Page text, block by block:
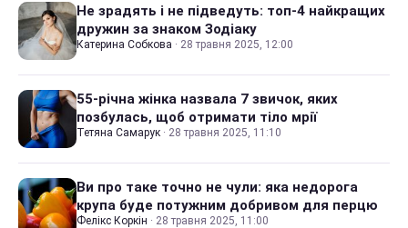
Не зрадять і не підведуть: топ-4 найкращих
дружин за знаком Зодіаку
Катерина Собкова · 28 травня 2025, 12:00
55-річна жінка назвала 7 звичок, яких
позбулась, щоб отримати тіло мрії
Тетяна Самарук · 28 травня 2025, 11:10
Ви про таке точно не чули: яка недорога
крупа буде потужним добривом для перцю
Фелікс Коркін · 28 травня 2025, 11:00